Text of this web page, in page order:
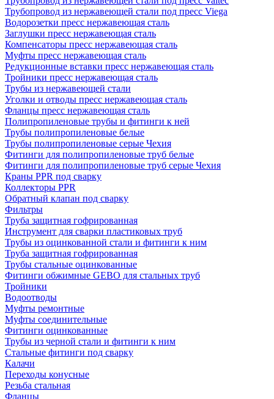
Трубопровод из нержавеющей стали под пресс Viega
Водорозетки пресс нержавеющая сталь
Заглушки пресс нержавеющая сталь
Компенсаторы пресс нержавеющая сталь
Муфты пресс нержавеющая сталь
Редукционные вставки пресс нержавеющая сталь
Тройники пресс нержавеющая сталь
Трубы из нержавеющей стали
Уголки и отводы пресс нержавеющая сталь
Фланцы пресс нержавеющая сталь
Полипропиленовые трубы и фитинги к ней
Трубы полипропиленовые белые
Трубы полипропиленовые серые Чехия
Фитинги для полипропиленовые труб белые
Фитинги для полипропиленовые труб серые Чехия
Краны PPR под сварку
Коллекторы PPR
Обратный клапан под сварку
Фильтры
Труба защитная гофрированная
Инструмент для сварки пластиковых труб
Трубы из оцинкованной стали и фитинги к ним
Труба защитная гофрированная
Трубы стальные оцинкованные
Фитинги обжимные GEBO для стальных труб
Тройники
Водоотводы
Муфты ремонтные
Муфты соединительные
Фитинги оцинкованные
Трубы из черной стали и фитинги к ним
Стальные фитинги под сварку
Калачи
Переходы конусные
Резьба стальная
Фланцы